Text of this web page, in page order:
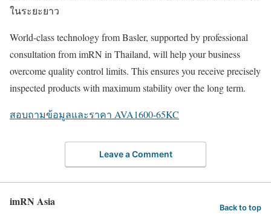
ในระยะยาว
World-class technology from Basler, supported by professional
consultation from imRN in Thailand, will help your business
overcome quality control limits. This ensures you receive precisely
inspected products with maximum stability over the long term.
สอบถามข้อมูลและราคา AVA1600-65KC
Leave a Comment
imRN Asia Back to top